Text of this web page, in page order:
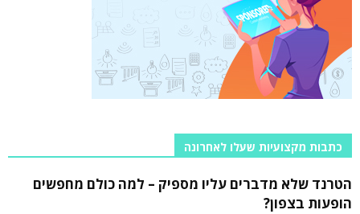
כתבות מקצועיות שעלו לאחרונה
הטרנד שלא מדברים עליו מספיק – למה כולם מחפשים
הופעות בצפון?